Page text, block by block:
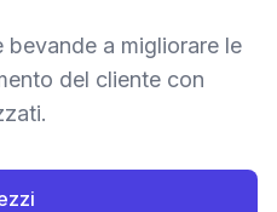
a migliorare le
del cliente con